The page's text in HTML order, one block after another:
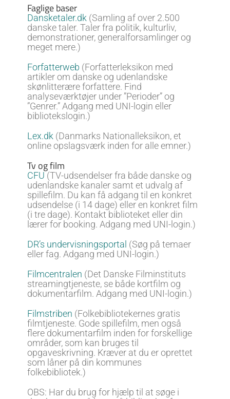
Faglige baser
Dansketaler.dk (Samling af over 2.500
danske taler. Taler fra politik, kulturliv,
demonstrationer, generalforsamlinger og
meget mere.)
Forfatterweb (Forfatterleksikon med
artikler om danske og udenlandske
skønlitterære forfattere. Find
analyseværktøjer under ”Perioder” og
”Genrer.” Adgang med UNI-login eller
bibliotekslogin.)
Lex.dk (Danmarks Nationalleksikon, et
online opslagsværk inden for alle emner.)
Tv og film
CFU(TV-udsendelser fra både danske og
udenlandske kanaler samt et udvalg af
spillefilm. Du kan få adgang til en konkret
udsendelse (i 14 dage) eller en konkret film
(i tre dage). Kontakt biblioteket eller din
lærer for booking. Adgang med UNI-login.)
DR’s undervisningsportal (Søg på temaer
eller fag. Adgang med UNI-login.)
Filmcentralen (Det Danske Filminstituts
streamingtjeneste, se både kortfilm og
dokumentarfilm. Adgang med UNI-login.)
Filmstriben (Folkebibliotekernes gratis
filmtjeneste. Gode spillefilm, men også
flere dokumentarfilm inden for forskellige
områder, som kan bruges til
opgaveskrivning. Kræver at du er oprettet
som låner på din kommunes
folkebibliotek.)
OBS: Har du brug for hjælp til at søge i